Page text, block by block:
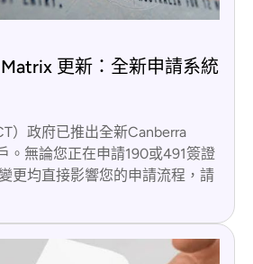
更新：全新申請系統
）政府已推出全新Canberra
。無論您正在申請190或491簽證
更均直接影響您的申請流程，請